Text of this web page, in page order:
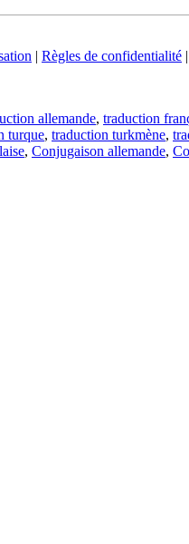
| Règles de confidentialité |
allemande, traduction
turque, traduction turkmène,
, Conjugaison allemande,